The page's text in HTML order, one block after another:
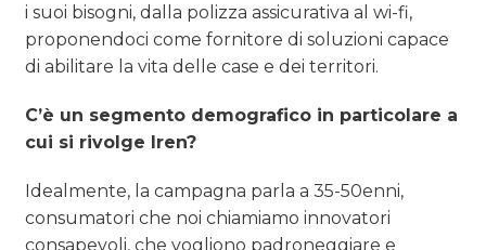
i suoi bisogni, dalla polizza assicurativa al wi-fi,
proponendoci come fornitore di soluzioni capace
di abilitare la vita delle case e dei territori.
C’è un segmento demografico in particolare a
cui si rivolge Iren?
Idealmente, la campagna parla a 35-50enni,
consumatori che noi chiamiamo innovatori
consapevoli, che vogliono padroneggiare e